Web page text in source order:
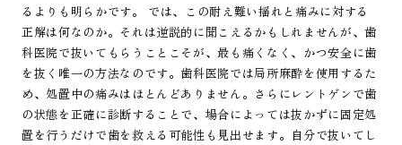
るよりも明らかです。 では、この耐え難い揺れと痛みに対する
正解は何なのか。それは逆説的に聞こえるかもしれませんが、歯
科医院で抜いてもらうことこそが、最も痛くなく、かつ安全に歯
を抜く唯一の方法なのです。歯科医院では局所麻酔を使用するた
め、処置中の痛みはほとんどありません。さらにレントゲンで歯
の状態を正確に診断することで、場合によっては抜かずに固定処
置を行うだけで歯を救える可能性も見出せます。自分で抜いてし